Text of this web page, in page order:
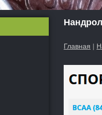
Главная |